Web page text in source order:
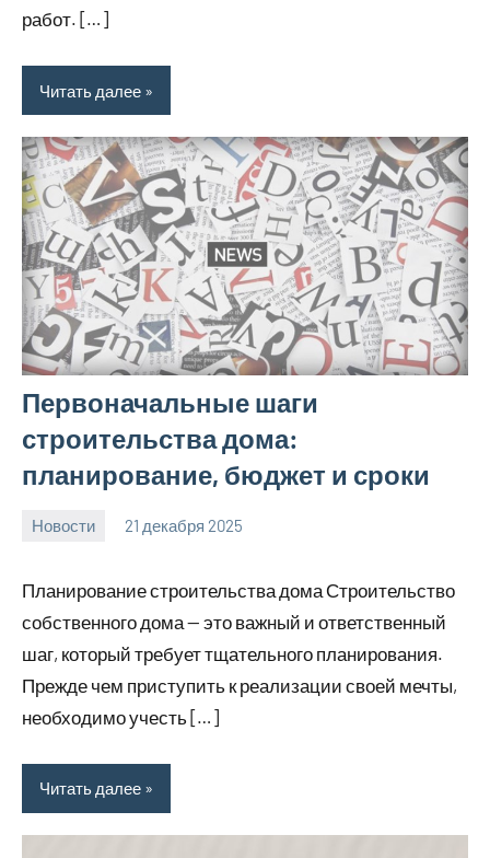
работ. […]
Читать далее
Первоначальные шаги
строительства дома:
планирование, бюджет и сроки
Новости 21 декабря 2025
Планирование строительства дома Строительство
собственного дома — это важный и ответственный
шаг, который требует тщательного планирования.
Прежде чем приступить к реализации своей мечты,
необходимо учесть […]
Читать далее